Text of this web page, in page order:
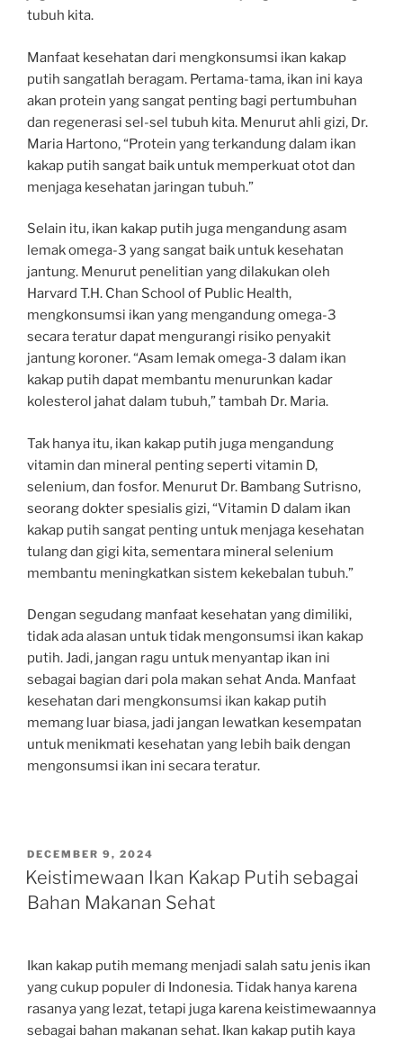
tubuh kita.
Manfaat kesehatan dari mengkonsumsi ikan kakap
putih sangatlah beragam. Pertama-tama, ikan ini kaya
akan protein yang sangat penting bagi pertumbuhan
dan regenerasi sel-sel tubuh kita. Menurut ahli gizi, Dr.
Maria Hartono, “Protein yang terkandung dalam ikan
kakap putih sangat baik untuk memperkuat otot dan
menjaga kesehatan jaringan tubuh.”
Selain itu, ikan kakap putih juga mengandung asam
lemak omega-3 yang sangat baik untuk kesehatan
jantung. Menurut penelitian yang dilakukan oleh
Harvard T.H. Chan School of Public Health,
mengkonsumsi ikan yang mengandung omega-3
secara teratur dapat mengurangi risiko penyakit
jantung koroner. “Asam lemak omega-3 dalam ikan
kakap putih dapat membantu menurunkan kadar
kolesterol jahat dalam tubuh,” tambah Dr. Maria.
Tak hanya itu, ikan kakap putih juga mengandung
vitamin dan mineral penting seperti vitamin D,
selenium, dan fosfor. Menurut Dr. Bambang Sutrisno,
seorang dokter spesialis gizi, “Vitamin D dalam ikan
kakap putih sangat penting untuk menjaga kesehatan
tulang dan gigi kita, sementara mineral selenium
membantu meningkatkan sistem kekebalan tubuh.”
Dengan segudang manfaat kesehatan yang dimiliki,
tidak ada alasan untuk tidak mengonsumsi ikan kakap
putih. Jadi, jangan ragu untuk menyantap ikan ini
sebagai bagian dari pola makan sehat Anda. Manfaat
kesehatan dari mengkonsumsi ikan kakap putih
memang luar biasa, jadi jangan lewatkan kesempatan
untuk menikmati kesehatan yang lebih baik dengan
mengonsumsi ikan ini secara teratur.
POSTED
ON
DECEMBER 9, 2024
Keistimewaan Ikan Kakap Putih sebagai
Bahan Makanan Sehat
Ikan kakap putih memang menjadi salah satu jenis ikan
yang cukup populer di Indonesia. Tidak hanya karena
rasanya yang lezat, tetapi juga karena keistimewaannya
sebagai bahan makanan sehat. Ikan kakap putih kaya